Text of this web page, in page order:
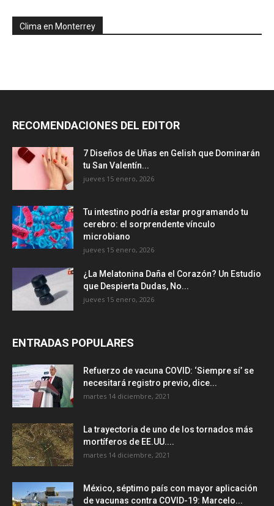
Clima en Monterrey
RECOMENDACIONES DEL EDITOR
7 Diseños de Uñas en Gelish que Dominarán
tu San Valentín...
jueves 15 enero, 2026
Tu intestino podría estar programando tu
cerebro: el sorprendente vínculo
microbiano
jueves 15 enero, 2026
¿La Melatonina Daña el Corazón? Un Estudio
que Despierta Dudas, No...
jueves 15 enero, 2026
ENTRADAS POPULARES
Refuerzo de vacuna COVID: ‘Siempre sí’ se
necesitará registro previo, dice...
martes 14 diciembre, 2021
La trayectoria de uno de los tornados más
mortíferos de EE.UU....
martes 14 diciembre, 2021
México, séptimo país con mayor aplicación
de vacunas contra COVID-19: Marcelo...